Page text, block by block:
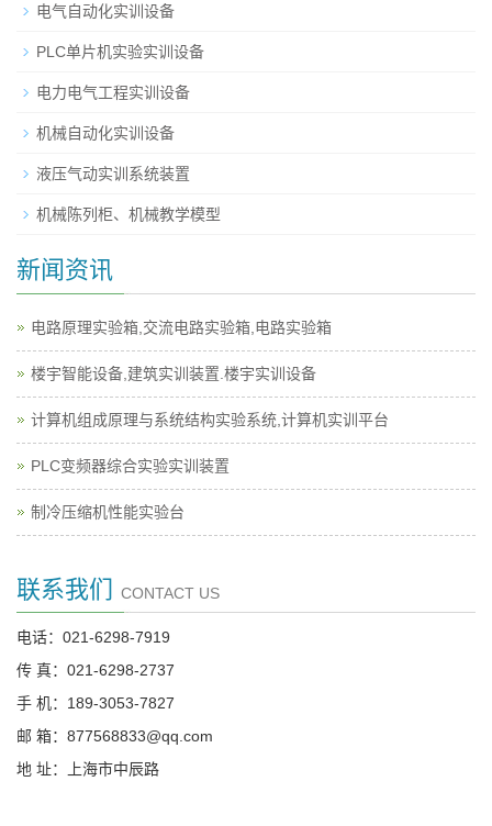
电气自动化实训设备
PLC单片机实验实训设备
电力电气工程实训设备
机械自动化实训设备
液压气动实训系统装置
机械陈列柜、机械教学模型
新闻资讯
电路原理实验箱,交流电路实验箱,电路实验箱
楼宇智能设备,建筑实训装置.楼宇实训设备
计算机组成原理与系统结构实验系统,计算机实训平台
PLC变频器综合实验实训装置
制冷压缩机性能实验台
联系我们 CONTACT US
电话：021-6298-7919
传 真：021-6298-2737
手 机：189-3053-7827
邮 箱：877568833@qq.com
地 址：上海市中辰路